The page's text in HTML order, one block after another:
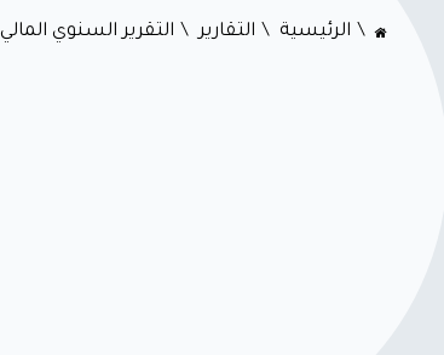
اﻟﺮﺋﻴﺴﻴﺔ التقارير التقرير السنوي المالي